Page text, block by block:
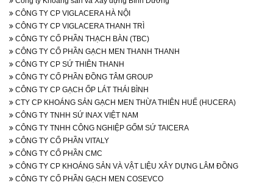
CÔNG TY CP VIGLACERA HÀ NỘI
CÔNG TY CP VIGLACERA THANH TRÌ
CÔNG TY CỔ PHẦN THẠCH BÀN (TBC)
CÔNG TY CỔ PHẦN GẠCH MEN THANH THANH
CÔNG TY CP SỨ THIÊN THANH
CÔNG TY CỔ PHẦN ĐỒNG TÂM GROUP
CÔNG TY CP GẠCH ỐP LÁT THÁI BÌNH
CTY CP KHOÁNG SẢN GẠCH MEN THỪA THIÊN HUẾ (HUCERA)
CÔNG TY TNHH SỨ INAX VIỆT NAM
CÔNG TY TNHH CÔNG NGHIỆP GỐM SỨ TAICERA
CÔNG TY CỔ PHẦN VITALY
CÔNG TY CỔ PHẦN CMC
CÔNG TY CP KHOÁNG SẢN VÀ VẬT LIỆU XÂY DỰNG LÂM ĐỒNG
CÔNG TY CỔ PHẦN GẠCH MEN COSEVCO